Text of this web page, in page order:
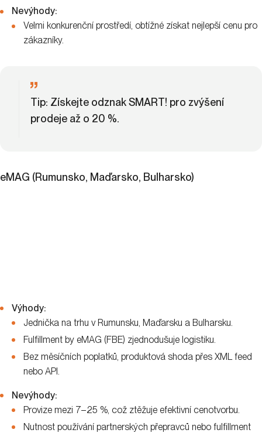
Nevýhody:
Velmi konkurenční prostředí, obtížné získat nejlepší cenu pro
zákazníky.
Tip: Získejte odznak SMART! pro zvýšení
prodeje až o 20 %.
eMAG (Rumunsko, Maďarsko, Bulharsko)
Výhody:
Jednička na trhu v Rumunsku, Maďarsku a Bulharsku.
Fulfillment by eMAG (FBE) zjednodušuje logistiku.
Bez měsíčních poplatků, produktová shoda přes XML feed
nebo API.
Nevýhody:
Provize mezi 7–25 %, což ztěžuje efektivní cenotvorbu.
Nutnost používání partnerských přepravců nebo fulfillment